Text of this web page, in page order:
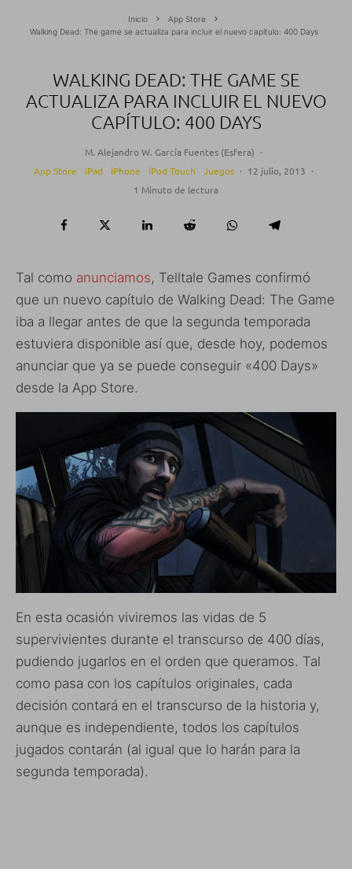
Inicio
App Store
Walking Dead: The game se actualiza para incluir el nuevo capítulo: 400 Days
WALKING DEAD: THE GAME SE
ACTUALIZA PARA INCLUIR EL NUEVO
CAPÍTULO: 400 DAYS
M. Alejandro W. García Fuentes (Esfera) ·
App Store
iPad iPhone iPod Touch Juegos · 12 julio, 2013 ·
1 Minuto de lectura
Tal como anunciamos, Telltale Games confirmó
que un nuevo capítulo de Walking Dead: The Game
iba a llegar antes de que la segunda temporada
estuviera disponible así que, desde hoy, podemos
anunciar que ya se puede conseguir «400 Days»
desde la App Store.
En esta ocasión viviremos las vidas de 5
supervivientes durante el transcurso de 400 días,
pudiendo jugarlos en el orden que queramos. Tal
como pasa con los capítulos originales, cada
decisión contará en el transcurso de la historia y,
aunque es independiente, todos los capítulos
jugados contarán (al igual que lo harán para la
segunda temporada).